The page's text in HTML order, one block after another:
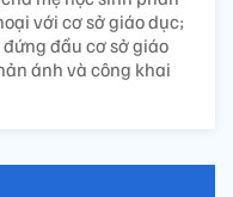
với cơ sở giáo dục;
đầu cơ sở giáo
ánh và công khai